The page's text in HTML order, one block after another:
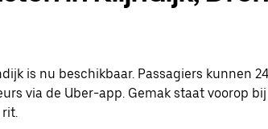
is nu beschikbaar. Passagiers kunnen
via de Uber-app. Gemak staat voorop